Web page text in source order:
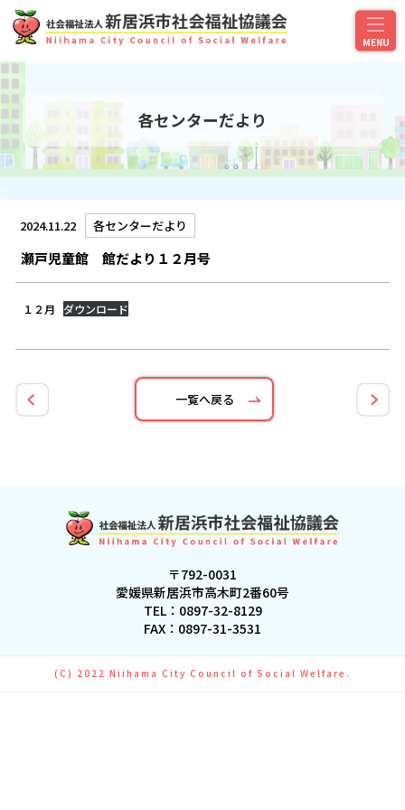
各センターだより
2024.11.22 各センターだより
瀬戸児童館 館だより１２月号
１２月 ダウンロード
一覧へ戻る
〒792-0031
愛媛県新居浜市高木町2番60号
TEL： 0897-32-8129
FAX：0897-31-3531
(C) 2022 Niihama City Council of Social Welfare.